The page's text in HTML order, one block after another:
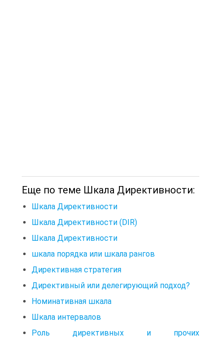
Еще по теме Шкала Директивности:
Шкала Директивности
Шкала Директивности (DIR)
Шкала Директивности
шкала порядка или шкала рангов
Директивная стратегия
Директивный или делегирующий подход?
Номинативная шкала
Шкала интервалов
Роль директивных и прочих